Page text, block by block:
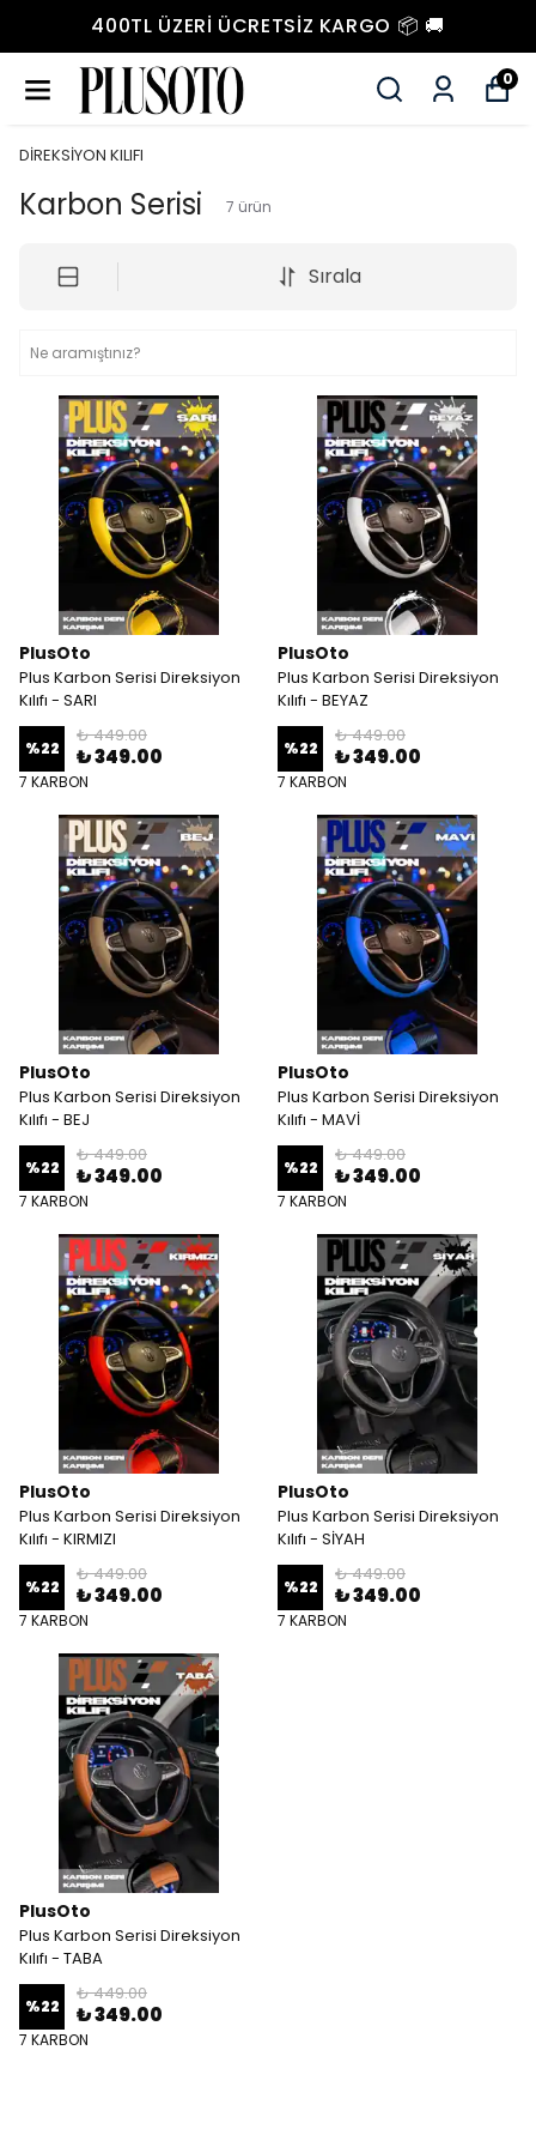
400TL ÜZERI ÜCRETSIZ KARGO 📦 🚚
0
DİREKSİYON KILIFI
Karbon Serisi 7 ürün
Sırala
PlusOto
Plus Karbon Serisi Direksiyon
Kılıfı - SARI
%22
₺ 449.00
₺ 349.00
7 KARBON
PlusOto
Plus Karbon Serisi Direksiyon
Kılıfı - BEYAZ
%22
₺ 449.00
₺ 349.00
7 KARBON
PlusOto
Plus Karbon Serisi Direksiyon
Kılıfı - BEJ
%22
₺ 449.00
₺ 349.00
7 KARBON
PlusOto
Plus Karbon Serisi Direksiyon
Kılıfı - MAVİ
%22
₺ 449.00
₺ 349.00
7 KARBON
PlusOto
Plus Karbon Serisi Direksiyon
Kılıfı - KIRMIZI
%22
₺ 449.00
₺ 349.00
7 KARBON
PlusOto
Plus Karbon Serisi Direksiyon
Kılıfı - SİYAH
%22
₺ 449.00
₺ 349.00
7 KARBON
PlusOto
Plus Karbon Serisi Direksiyon
Kılıfı - TABA
%22
₺ 449.00
₺ 349.00
7 KARBON